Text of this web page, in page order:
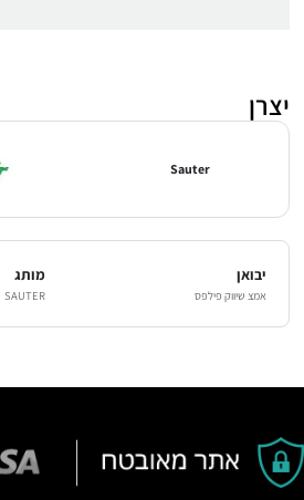
יצרן
Sauter
יבואן
אמצ שיווק פילפס
מותג
SAUTER